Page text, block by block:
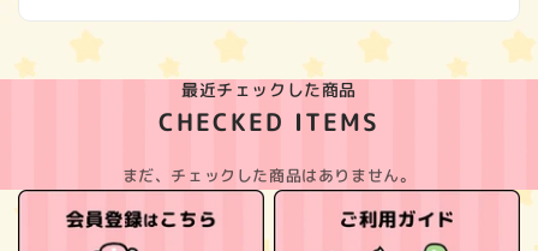
最近チェックした商品
CHECKED ITEMS
まだ、チェックした商品はありません。